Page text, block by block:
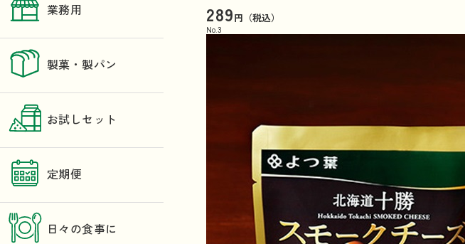
業務用
製菓・製パン
お試しセット
定期便
日々の食事に
289円（税込）
No.3